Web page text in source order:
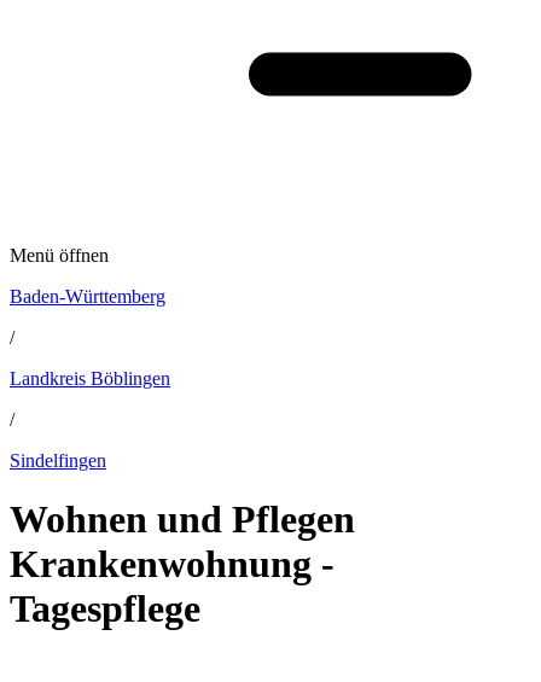
Menü öffnen
Baden-Württemberg
/
Landkreis Böblingen
/
Sindelfingen
Wohnen und Pflegen
Krankenwohnung -
Tagespflege